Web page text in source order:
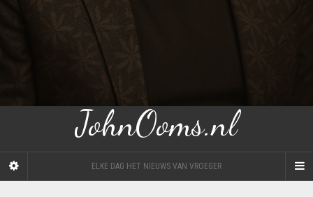
JohnOoms.nl
ELKE DAG HET NIEUWS VAN VROEGER